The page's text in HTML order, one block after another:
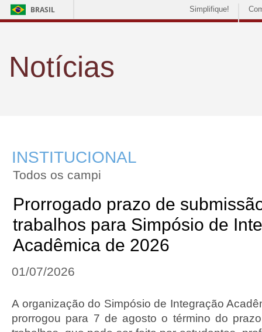
BRASIL Simplifique!
Notícias
INSTITUCIONAL
Todos os campi
Prorrogado prazo de
trabalhos para Simpósio de
Acadêmica de 2026
01/07/2026
A organização do Simpósio de Integração
prorrogou para 7 de agosto o término do